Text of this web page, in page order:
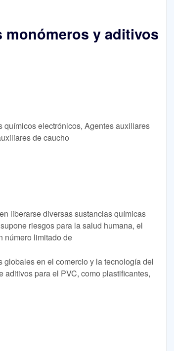
y aditivos
electrónicos, Agentes auxiliares
de caucho
liberarse diversas sustancias químicas
riesgos para la salud humana, el
número limitado de
en el comercio y la tecnología del
para el PVC, como plastificantes,